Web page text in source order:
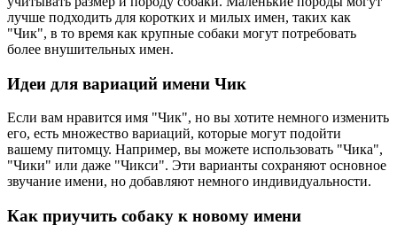
лучше подходить для коротких и милых имен, таких как
"Чик", в то время как крупные собаки могут потребовать
более внушительных имен.
Идеи для вариаций имени Чик
Если вам нравится имя "Чик", но вы хотите немного изменить
его, есть множество вариаций, которые могут подойти
вашему питомцу. Например, вы можете использовать "Чика",
"Чики" или даже "Чикси". Эти варианты сохраняют основное
звучание имени, но добавляют немного индивидуальности.
Как приучить собаку к новому имени